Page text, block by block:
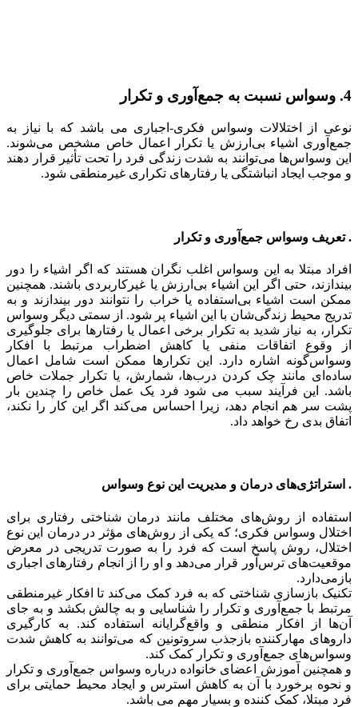
4. وسواس‌ نسبت به جمع‌آوری و تکرار
نوعی از اختلالات وسواس فکری-اجباری می باشد که با نیاز به
جمع‌آوری اشیاء بی‌ارزش یا تکرار اعمال خاص مشخص می‌شوند.
این وسواس‌ها می‌توانند به شدت زندگی فرد را تحت تأثیر قرار دهند
و موجب ایجاد انباشتگی یا رفتارهای تکراری غیرمنطقی شود.
. تعریف وسواس جمع‌آوری و تکرار
افراد مبتلا به این وسواس اغلب نگران هستند که اگر اشیاء را دور
بیندازند، حتی اگر این اشیاء بی‌ارزش یا غیرکاربردی باشند. همچنین
ممکن است اشیاء بی‌استفاده یا خراب را نتوانند دور بیندازند و به
تدریج محیط زندگی‌شان با این اشیاء پر شود. از سمتی دیگر وسواس
تکرار، به نیاز شدید به تکرار برخی اعمال یا رفتارها برای جلوگیری
از وقوع اتفاقات منفی یا کاهش اضطراب مرتبط با افکار
وسواس‌گونه اشاره دارد. این تکرارها ممکن است شامل اعمال
ساده‌ای مانند چک کردن درب‌ها، شمارش، یا تکرار جملات خاص
باشد. این فرآیند سبب می شود فرد یک عمل خاص را چندین بار
پشت سر هم انجام دهد، زیرا احساس می‌کند اگر این کار را نکند،
اتفاق بدی رخ خواهد داد.
. استراتژی‌های درمان و مدیریت این نوع وسواس
استفاده از روش‌های مختلف مانند درمان شناختی رفتاری برای
اختلال وسواس فکری؛ که یکی از روش‌های مؤثر در درمان این نوع
اختلال، روش پاسخ است که فرد را به صورت تدریجی در معرض
موقعیت‌های ترس‌آور قرار می‌دهد و او را از انجام رفتارهای اجباری
بازمی‌دارد.
تکنیک بازسازی شناختی که به فرد کمک می‌کند تا افکار غیرمنطقی
مرتبط با جمع‌آوری و تکرار را شناسایی و به چالش بکشد و به جای
آن‌ها از افکار منطقی و واقع‌گرایانه استفاده کند. به کارگیری
داروهای مهارکننده بازجذب سروتونین که می‌توانند به کاهش شدت
وسواس‌های جمع‌آوری و تکرار کمک کند.
و همچنین آموزش اعضای خانواده درباره وسواس جمع‌آوری و تکرار
و نحوه برخورد با آن به کاهش استرس و ایجاد محیط حمایتی برای
فرد مبتلا، کمک کننده و بسیار مهم می باشد.